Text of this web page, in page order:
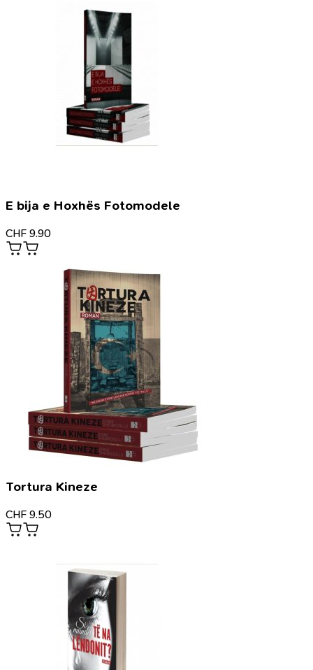
E bija e Hoxhës Fotomodele
CHF 9.90
Tortura Kineze
CHF 9.50